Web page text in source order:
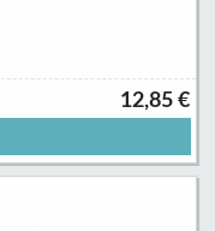
12,85 €